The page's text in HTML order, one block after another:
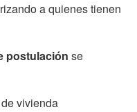
a quienes tienen
postulación se
vivienda